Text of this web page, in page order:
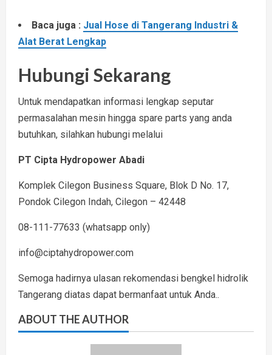
Baca juga : Jual Hose di Tangerang Industri &
Alat Berat Lengkap
Hubungi Sekarang
Untuk mendapatkan informasi lengkap seputar
permasalahan mesin hingga spare parts yang anda
butuhkan, silahkan hubungi melalui
PT Cipta Hydropower Abadi
Komplek Cilegon Business Square, Blok D No. 17,
Pondok Cilegon Indah, Cilegon – 42448
08-111-77633 (whatsapp only)
info@ciptahydropower.com
Semoga hadirnya ulasan rekomendasi bengkel hidrolik
Tangerang diatas dapat bermanfaat untuk Anda..
ABOUT THE AUTHOR